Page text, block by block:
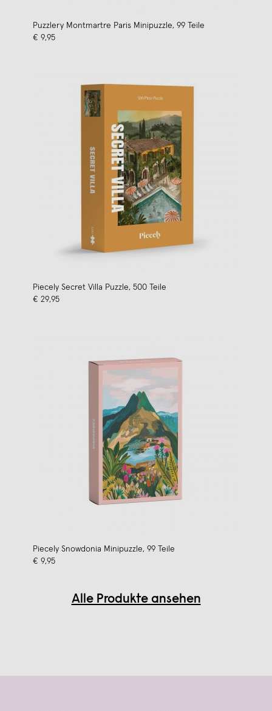
Puzzlery Montmartre Paris Minipuzzle, 99 Teile
€ 9,95
Piecely Secret Villa Puzzle, 500 Teile
€ 29,95
Piecely Snowdonia Minipuzzle, 99 Teile
€ 9,95
Alle Produkte ansehen